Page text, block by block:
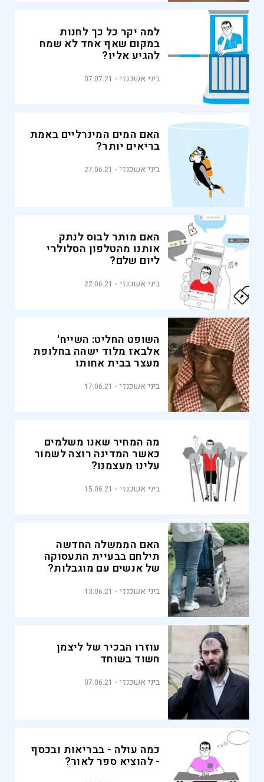
למה יקר כל כך לחנות
במקום שאף אחד לא שמח
להגיע אליו?
ביני אשכנזי 07.07.21
האם המים המינרליים באמת
בריאים יותר?
ביני אשכנזי 27.06.21
האם מותר לבוס לנתק
אותנו מהטלפון הסלולרי
ליום שלם?
ביני אשכנזי 22.06.21
השופט החליט: השייח'
אלבאז מלוד ישהה בחלופת
מעצר בבית אחותו
ביני אשכנזי 17.06.21
מה המחיר שאנו משלמים
כאשר המדינה רוצה לשמור
עלינו מעצמנו?
ביני אשכנזי 15.06.21
האם הממשלה החדשה
תילחם בבעיית התעסוקה
של אנשים עם מוגבלות?
ביני אשכנזי 13.06.21
עוזרו הבכיר של ליצמן
חשוד בשוחד
ביני אשכנזי 07.06.21
כמה עולה - בבריאות ובכסף
- להוציא ספר לאור?